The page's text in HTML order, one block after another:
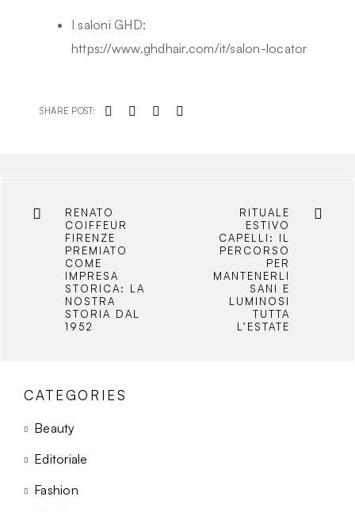
I saloni GHD:
https://www.ghdhair.com/it/salon-locator
SHARE POST:
RENATO
COIFFEUR
FIRENZE
PREMIATO
COME
IMPRESA
STORICA: LA
NOSTRA
STORIA DAL
1952
RITUALE
ESTIVO
CAPELLI: IL
PERCORSO
PER
MANTENERLI
SANI E
LUMINOSI
TUTTA
L’ESTATE
CATEGORIES
Beauty
Editoriale
Fashion